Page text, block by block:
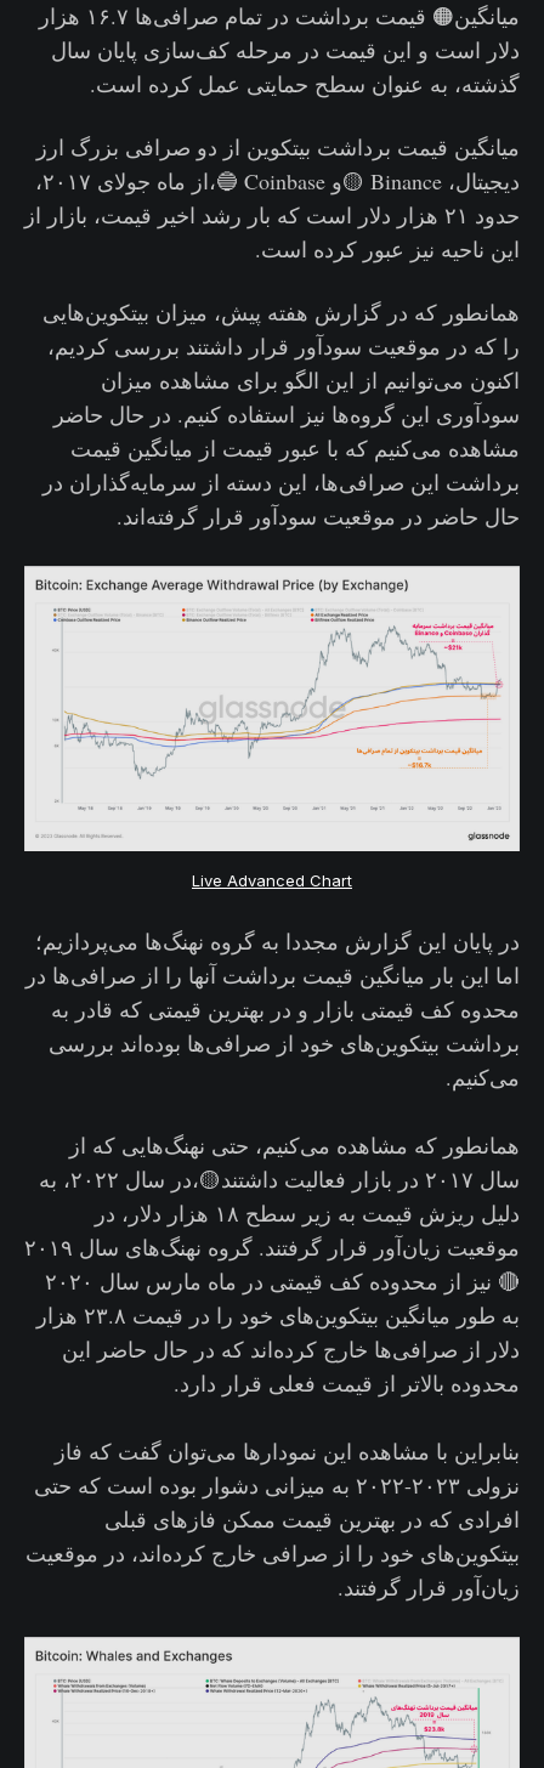
میانگین🟠 قیمت برداشت در تمام صرافی‌ها ۱۶.۷ هزار
دلار است و این قیمت در مرحله کف‌سازی پایان سال
گذشته، به عنوان سطح حمایتی عمل کرده است.
میانگین قیمت برداشت بیتکوین از دو صرافی بزرگ ارز
دیجیتال، Binance 🟡و Coinbase 🔵،از ماه جولای ۲۰۱۷،
حدود ۲۱ هزار دلار است که بار رشد اخیر قیمت، بازار از
این ناحیه نیز عبور کرده است.
همانطور که در گزارش هفته پیش، میزان بیتکوین‌هایی
را که در موقعیت سودآور قرار داشتند بررسی کردیم،
اکنون می‌توانیم از این الگو برای مشاهده میزان
سودآوری این گروه‌ها نیز استفاده کنیم. در حال حاضر
مشاهده می‌کنیم که با عبور قیمت از میانگین قیمت
برداشت این صرافی‌ها، این دسته از سرمایه‌گذاران در
حال حاضر در موقعیت سودآور قرار گرفته‌اند.
Live Advanced Chart
در پایان این گزارش مجددا به گروه نهنگ‌ها می‌پردازیم؛
اما این بار میانگین قیمت برداشت آنها را از صرافی‌ها در
محدوه کف قیمتی بازار و در بهترین قیمتی که قادر به
برداشت بیتکوین‌های خود از صرافی‌ها بود‌ه‌اند بررسی
می‌کنیم.
همانطور که مشاهده می‌کنیم، حتی نهنگ‌هایی که از
سال ۲۰۱۷ در بازار فعالیت داشتند🟡،در سال ۲۰۲۲، به
دلیل ریزش قیمت به زیر سطح ۱۸ هزار دلار، در
موقعیت زیان‌آور قرار گرفتند. گروه نهنگ‌های سال ۲۰۱۹
🔴 نیز از محدوده کف قیمتی در ماه مارس سال ۲۰۲۰
به طور میانگین بیتکوین‌های خود را در قیمت ۲۳.۸ هزار
دلار از صرافی‌ها خارج کرده‌اند که در حال حاضر این
محدوده بالاتر از قیمت فعلی قرار دارد.
بنابراین با مشاهده این نمودارها می‌توان گفت که فاز
نزولی ۲۰۲۳-۲۰۲۲ به میزانی دشوار بوده است که حتی
افرادی که در بهترین قیمت ممکن فازهای قبلی
بیتکوین‌های خود را از صرافی خارج کرده‌اند، در موقعیت
زیان‌آور قرار گرفتند.